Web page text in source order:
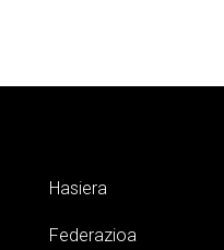
Hasiera
Federazioa